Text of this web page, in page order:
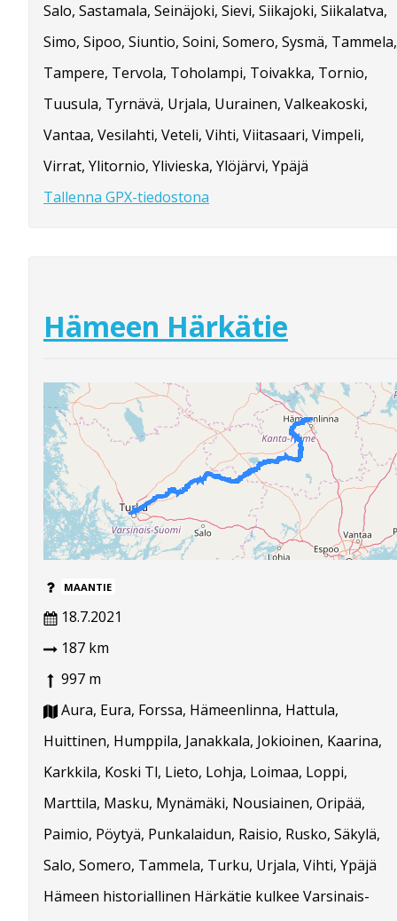
Salo, Sastamala, Seinäjoki, Sievi, Siikajoki, Siikalatva,
Simo, Sipoo, Siuntio, Soini, Somero, Sysmä, Tammela,
Tampere, Tervola, Toholampi, Toivakka, Tornio,
Tuusula, Tyrnävä, Urjala, Uurainen, Valkeakoski,
Vantaa, Vesilahti, Veteli, Vihti, Viitasaari, Vimpeli,
Virrat, Ylitornio, Ylivieska, Ylöjärvi, Ypäjä
Tallenna GPX-tiedostona
Hämeen Härkätie
MAANTIE
18.7.2021
187 km
997 m
Aura, Eura, Forssa, Hämeenlinna, Hattula,
Huittinen, Humppila, Janakkala, Jokioinen, Kaarina,
Karkkila, Koski Tl, Lieto, Lohja, Loimaa, Loppi,
Marttila, Masku, Mynämäki, Nousiainen, Oripää,
Paimio, Pöytyä, Punkalaidun, Raisio, Rusko, Säkylä,
Salo, Somero, Tammela, Turku, Urjala, Vihti, Ypäjä
Hämeen historiallinen Härkätie kulkee Varsinais-